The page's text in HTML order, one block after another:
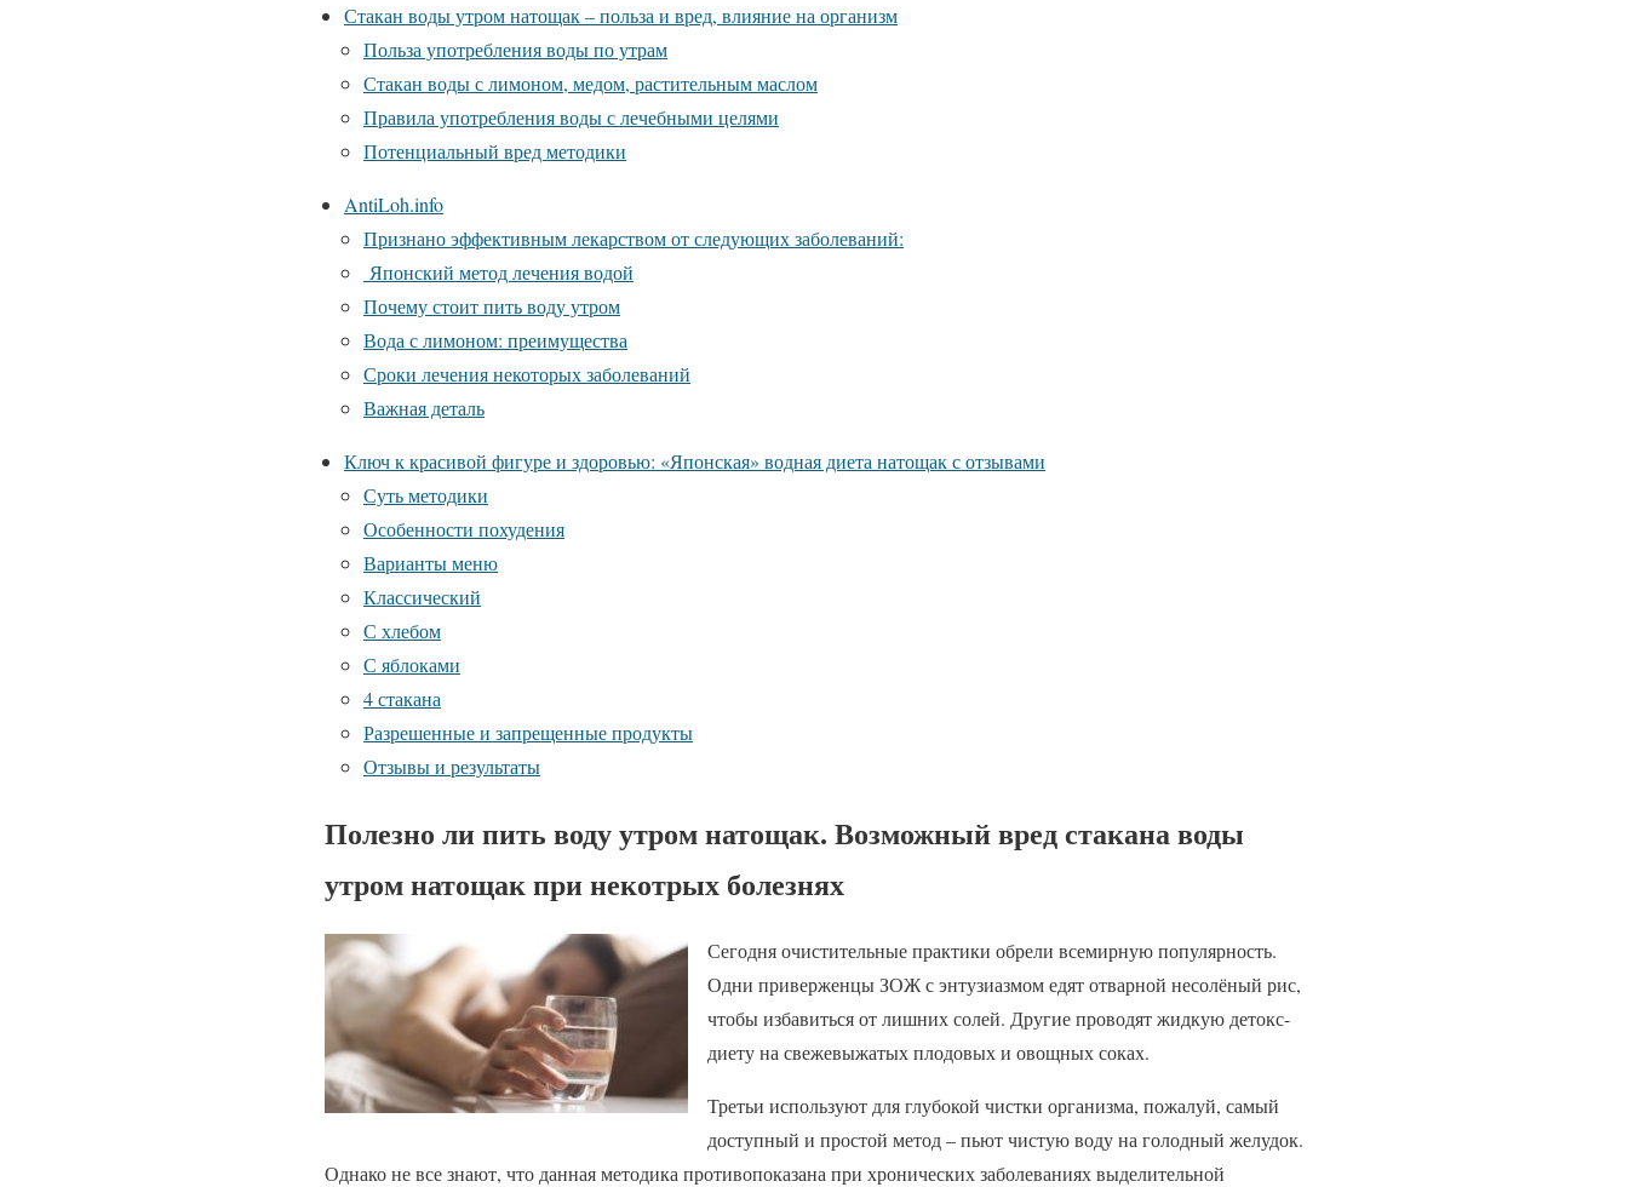
Стакан воды утром натощак – польза и вред, влияние на организм
Польза употребления воды по утрам
Стакан воды с лимоном, медом, растительным маслом
Правила употребления воды с лечебными целями
Потенциальный вред методики
AntiLoh.info
Признано эффективным лекарством от следующих заболеваний:
Японский метод лечения водой
Почему стоит пить воду утром
Вода с лимоном: преимущества
Сроки лечения некоторых заболеваний
Важная деталь
Ключ к красивой фигуре и здоровью: «Японская» водная диета натощак с отзывами
Суть методики
Особенности похудения
Варианты меню
Классический
С хлебом
С яблоками
4 стакана
Разрешенные и запрещенные продукты
Отзывы и результаты
Полезно ли пить воду утром натощак. Возможный вред стакана воды
утром натощак при некотрых болезнях
Сегодня очистительные практики обрели всемирную популярность.
Одни приверженцы ЗОЖ с энтузиазмом едят отварной несолёный рис,
чтобы избавиться от лишних солей. Другие проводят жидкую детокс-
диету на свежевыжатых плодовых и овощных соках.
Третьи используют для глубокой чистки организма, пожалуй, самый
доступный и простой метод – пьют чистую воду на голодный желудок.
Однако не все знают, что данная методика противопоказана при хронических заболеваниях выделительной